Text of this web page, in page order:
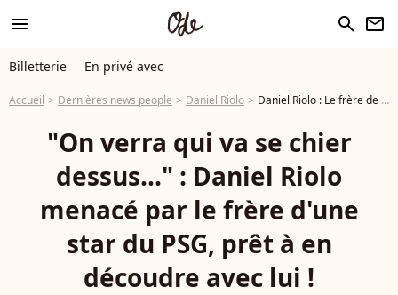
menu search newsletter
Billetterie En privé avec
Accueil Dernières news people Daniel Riolo Daniel Riolo : Le frère de Marquinhos s'en prend violemment à lui et le défie, "on verra qui va se chier dessus..."
"On verra qui va se chier
dessus..." : Daniel Riolo
menacé par le frère d'une
star du PSG, prêt à en
découdre avec lui !